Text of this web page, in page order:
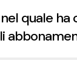
quale ha